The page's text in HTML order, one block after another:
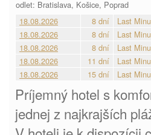
odlet: Bratislava, Košice, Poprad
18.08.2026
8 dní Last
18.08.2026
8 dní Last
18.08.2026
8 dní Last
18.08.2026
11 dní Last
18.08.2026
15 dní Last
Príjemný hotel s
jednej z najkrajších